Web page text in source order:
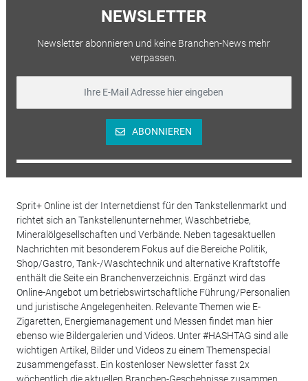
NEWSLETTER
Newsletter abonnieren und keine Branchen-News mehr
verpassen.
ABONNIEREN
Sprit+ Online ist der Internetdienst für den Tankstellenmarkt und
richtet sich an Tankstellenunternehmer, Waschbetriebe,
Mineralölgesellschaften und Verbände. Neben tagesaktuellen
Nachrichten mit besonderem Fokus auf die Bereiche Politik,
Shop/Gastro, Tank-/Waschtechnik und alternative Kraftstoffe
enthält die Seite ein Branchenverzeichnis. Ergänzt wird das
Online-Angebot um betriebswirtschaftliche Führung/Personalien
und juristische Angelegenheiten. Relevante Themen wie E-
Zigaretten, Energiemanagement und Messen findet man hier
ebenso wie Bildergalerien und Videos. Unter #HASHTAG sind alle
wichtigen Artikel, Bilder und Videos zu einem Themenspecial
zusammengefasst. Ein kostenloser Newsletter fasst 2x